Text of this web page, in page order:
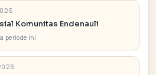
Komunitas Endenauli
periode ini